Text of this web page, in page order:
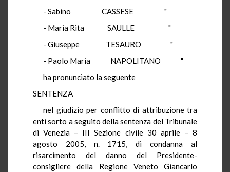
- Sabino CASSESE "
- Maria Rita SAULLE "
- Giuseppe TESAURO "
- Paolo Maria NAPOLITANO "
ha pronunciato la seguente
SENTENZA
nel giudizio per conflitto di attribuzione tra
enti sorto a seguito della sentenza del Tribunale
di Venezia – III Sezione civile 30 aprile – 8
agosto 2005, n. 1715, di condanna al
risarcimento del danno del Presidente-
consigliere della Regione Veneto Giancarlo